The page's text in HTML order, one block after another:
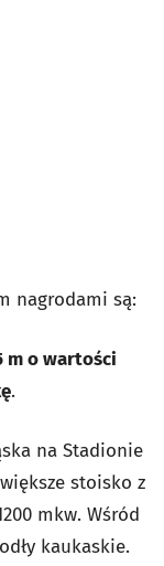
nagrodami są:
m o wartości
.
na Stadionie
stoisko z
mkw. Wśród
kaukaskie.